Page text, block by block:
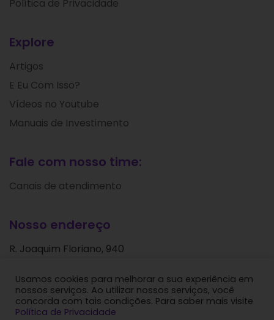
Política de Privacidade
Explore
Artigos
E Eu Com Isso?
Vídeos no Youtube
Manuais de Investimento
Fale com nosso time:
Canais de atendimento
Nosso endereço
R. Joaquim Floriano, 940
São Paulo - SP
CEP: 04534-004
Usamos cookies para melhorar a sua experiência em
nossos serviços. Ao utilizar nossos serviços, você
concorda com tais condições. Para saber mais visite
Política de Privacidade